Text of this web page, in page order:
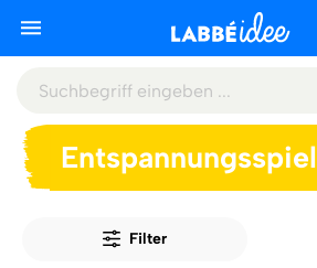
Entspannungsspiel
Filter